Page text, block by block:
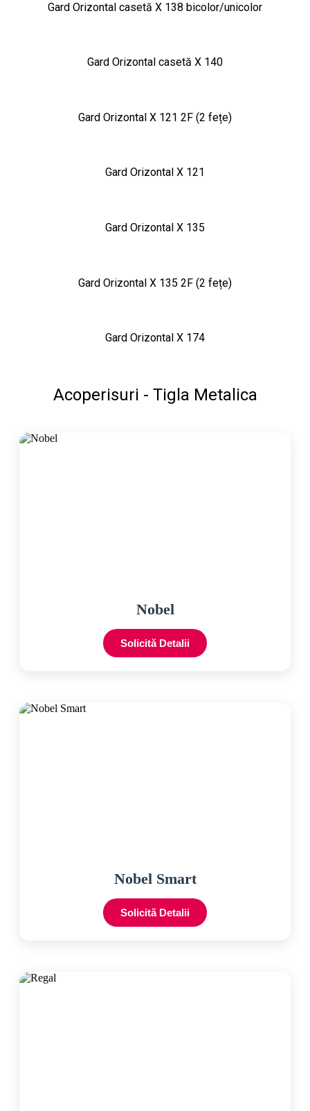
Gard Orizontal casetă X 138 bicolor/unicolor
Gard Orizontal casetă X 140
Gard Orizontal X 121 2F (2 fețe)
Gard Orizontal X 121
Gard Orizontal X 135
Gard Orizontal X 135 2F (2 fețe)
Gard Orizontal X 174
Acoperisuri - Tigla Metalica
Nobel
Solicită Detalii
Nobel Smart
Solicită Detalii